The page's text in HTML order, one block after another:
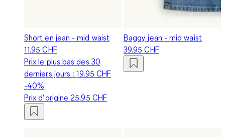
Short en jean - mid waist
11.95 CHF
Prix le plus bas des 30
derniers jours :19.95 CHF
-40%
Prix d‘origine 25.95 CHF
Baggy jean - mid waist
39.95 CHF